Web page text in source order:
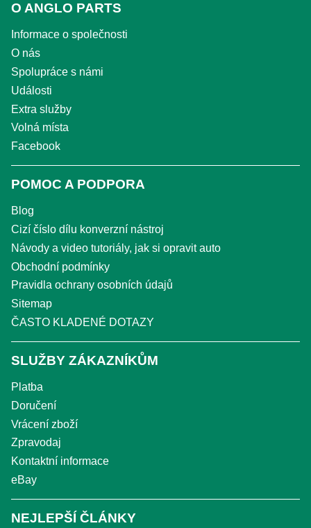
O ANGLO PARTS
Informace o společnosti
O nás
Spolupráce s námi
Události
Extra služby
Volná místa
Facebook
POMOC A PODPORA
Blog
Cizí číslo dílu konverzní nástroj
Návody a video tutoriály, jak si opravit auto
Obchodní podmínky
Pravidla ochrany osobních údajů
Sitemap
ČASTO KLADENÉ DOTAZY
SLUŽBY ZÁKAZNÍKŮM
Platba
Doručení
Vrácení zboží
Zpravodaj
Kontaktní informace
eBay
NEJLEPŠÍ ČLÁNKY